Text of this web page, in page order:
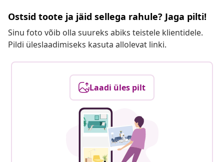
Ostsid toote ja jäid sellega rahule? Jaga pilti!
Sinu foto võib olla suureks abiks teistele klientidele.
Pildi üleslaadimiseks kasuta allolevat linki.
Laadi üles pilt